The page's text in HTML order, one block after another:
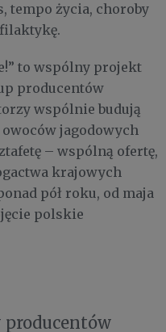
tempo życia, choroby
to wspólny projekt
producentów
wspólnie budują
jagodowych
– wspólną ofertę,
krajowych
pół roku, od maja
polskie
producentów